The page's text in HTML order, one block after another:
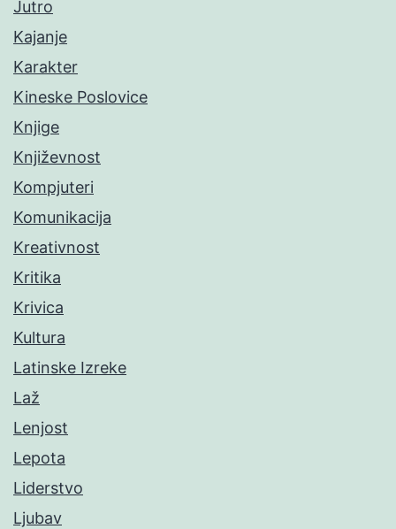
Jutro
Kajanje
Karakter
Kineske Poslovice
Knjige
Književnost
Kompjuteri
Komunikacija
Kreativnost
Kritika
Krivica
Kultura
Latinske Izreke
Laž
Lenjost
Lepota
Liderstvo
Ljubav